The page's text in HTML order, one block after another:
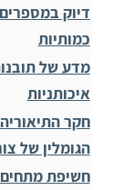
דיוק
כמותיות
מדע של
איכותניות
חקר
הגומלין של
חשיפת מתחים